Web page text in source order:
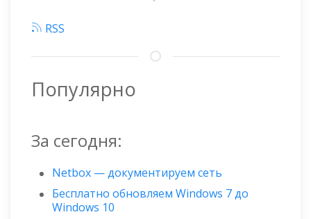
RSS
Популярно
За сегодня:
Netbox — документируем сеть
Бесплатно обновляем Windows 7 до
Windows 10